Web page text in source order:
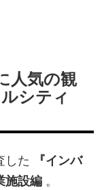
人気の観
シティ
した
『インバ
施設編 。